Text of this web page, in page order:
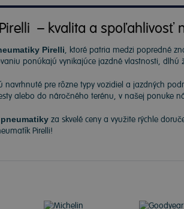
– kvalita a spoľahlivosť
Pirelli, ktoré patria medzi popredné
ponúkajú vynikajúce jazdné vlastnosti, dlhú
navrhnuté pre rôzne typy vozidiel a jazdných
alebo do náročného terénu, v našej ponuke
za skvelé ceny a využite rýchle
Pirelli!